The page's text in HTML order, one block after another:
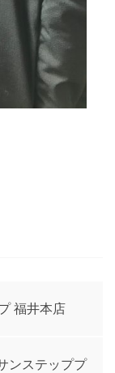
福井本店
ンステッププ